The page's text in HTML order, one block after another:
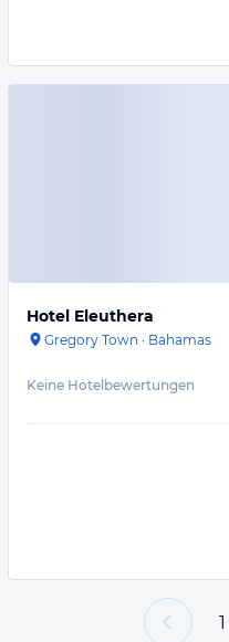
Hotel Eleuthera
Gregory Town · Bahamas
Keine Hotelbewertungen
1